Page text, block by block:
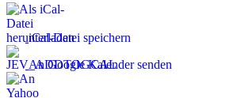
iCal-Datei speichern
An Google Kalender senden